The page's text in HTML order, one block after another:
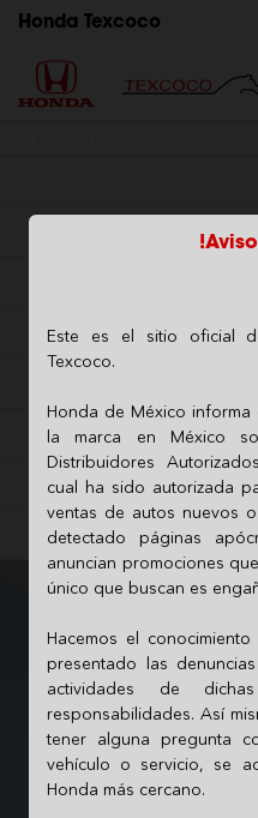
Honda Texcoco
$
Este es el sitio oficial
Texcoco.
Honda de México
la marca en México
Distribuidores
cual ha sido autorizada
ventas de autos nuevos
detectado páginas
anuncian promociones
único que buscan es
Hacemos el
presentado las
actividades de
responsabilidades. Así
tener alguna pregunta
vehículo o servicio, se
Honda más cercano.